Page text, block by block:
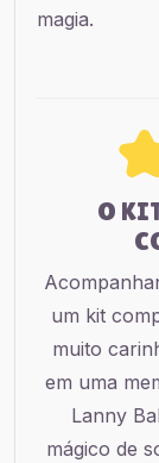
magia.
O
um kit
muito
em uma
Lanny
mágico de